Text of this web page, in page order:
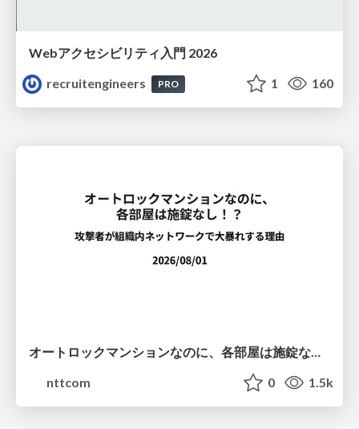
Webアクセシビリティ入門 2026
recruitengineers
PRO 1 160
nttcom
0 1.5k